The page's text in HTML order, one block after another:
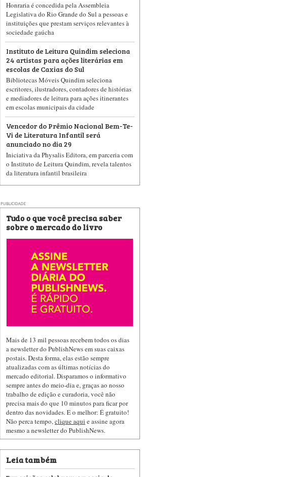
Honraria é concedida pela Assembleia
Legislativa do Rio Grande do Sul a pessoas e
instituições que prestam serviços relevantes à
sociedade gaúcha
Instituto de Leitura Quindim seleciona
24 artistas para ações literárias em
escolas de Caxias do Sul
Bibliotecas Móveis Quindim seleciona
escritores, ilustradores, contadores de histórias
e mediadores de leitura para ações itinerantes
em escolas municipais da cidade
Vencedor do Prêmio Nacional Bem-Te-
Vi de Literatura Infantil será
anunciado no dia 29
Iniciativa da Physalis Editora, em parceria com
o Instituto de Leitura Quindim, revela talentos
da literatura infantil brasileira
PUBLICIDADE
Tudo o que você precisa saber
sobre o mercado do livro
Mais de 13 mil pessoas recebem todos os dias
a newsletter do PublishNews em suas caixas
postais. Desta forma, elas estão sempre
atualizadas com as últimas notícias do
mercado editorial. Disparamos o informativo
sempre antes do meio-dia e, graças ao nosso
trabalho de edição e curadoria, você não
precisa mais do que 10 minutos para ficar por
dentro das novidades. E o melhor: É gratuito!
Não perca tempo,clique aqui e assine agora
mesmo a newsletter do PublishNews.
Leia também